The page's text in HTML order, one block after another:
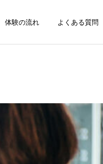
体験の流れ よくある質問
ドリンク支給
健康と食事
ダイエット中でもラーメン